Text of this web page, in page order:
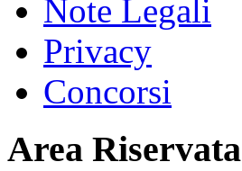
Note Legali
Privacy
Concorsi
Area Riservata